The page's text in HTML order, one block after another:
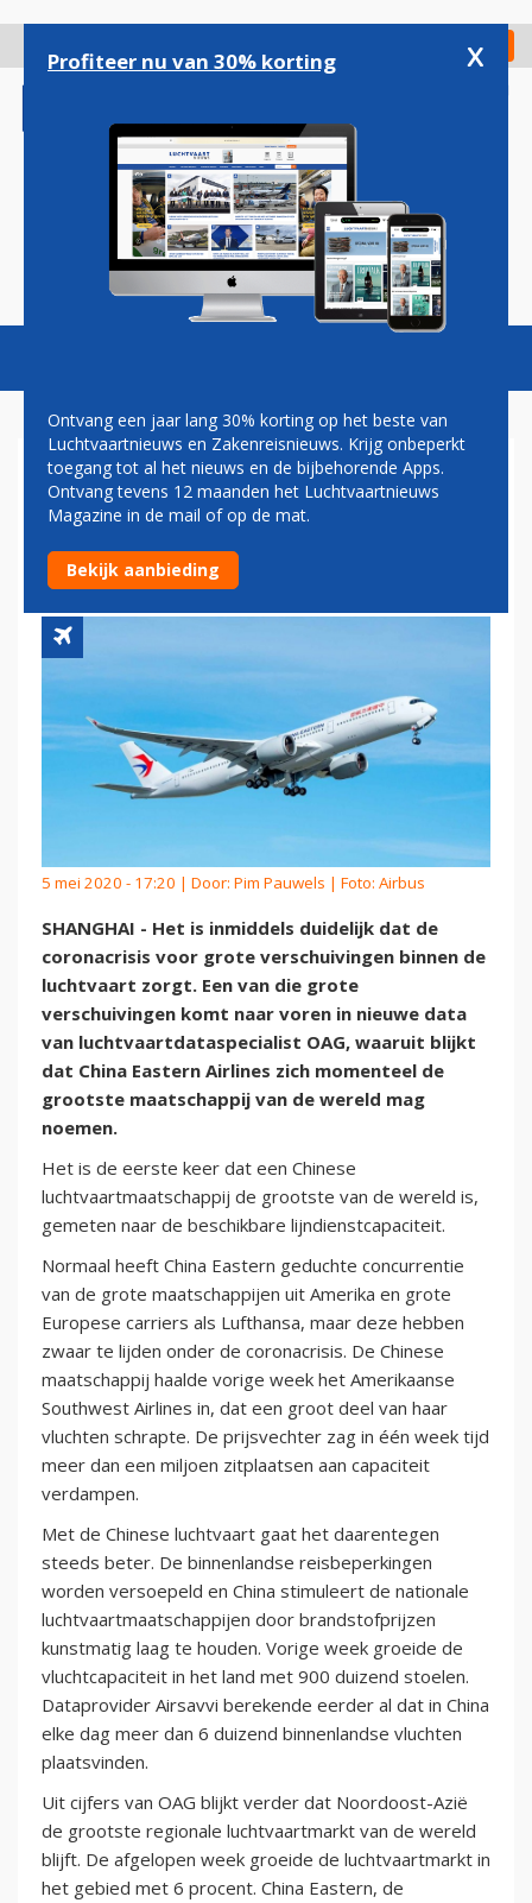
gaan
Check in
Magazine Podcasts Vacatures
CHINA EASTERN AIRLINES NU
'S WERELDS GROOTSTE
LUCHTVAARTMAATSCHAPPIJ
5 mei 2020 - 17:20 | Door: Pim Pauwels | Foto: Airbus
SHANGHAI - Het is inmiddels duidelijk dat de
coronacrisis voor grote verschuivingen binnen de
luchtvaart zorgt. Een van die grote
verschuivingen komt naar voren in nieuwe data
van luchtvaartdataspecialist OAG, waaruit blijkt
dat China Eastern Airlines zich momenteel de
grootste maatschappij van de wereld mag
noemen.
Het is de eerste keer dat een Chinese
luchtvaartmaatschappij de grootste van de wereld is,
gemeten naar de beschikbare lijndienstcapaciteit.
Normaal heeft China Eastern geduchte concurrentie
van de grote maatschappijen uit Amerika en grote
Europese carriers als Lufthansa, maar deze hebben
zwaar te lijden onder de coronacrisis. De Chinese
maatschappij haalde vorige week het Amerikaanse
Southwest Airlines in, dat een groot deel van haar
vluchten schrapte. De prijsvechter zag in één week tijd
meer dan een miljoen zitplaatsen aan capaciteit
verdampen.
Met de Chinese luchtvaart gaat het daarentegen
steeds beter. De binnenlandse reisbeperkingen
worden versoepeld en China stimuleert de nationale
luchtvaartmaatschappijen door brandstofprijzen
kunstmatig laag te houden. Vorige week groeide de
vluchtcapaciteit in het land met 900 duizend stoelen.
Dataprovider Airsavvi berekende eerder al dat in China
elke dag meer dan 6 duizend binnenlandse vluchten
plaatsvinden.
Uit cijfers van OAG blijkt verder dat Noordoost-Azië
de grootste regionale luchtvaartmarkt van de wereld
blijft. De afgelopen week groeide de luchtvaartmarkt in
het gebied met 6 procent. China Eastern, de
Profiteer nu van 30% korting x
Ontvang een jaar lang 30% korting op het beste van
Luchtvaartnieuws en Zakenreisnieuws. Krijg onbeperkt
toegang tot al het nieuws en de bijbehorende Apps.
Ontvang tevens 12 maanden het Luchtvaartnieuws
Magazine in de mail of op de mat.
Bekijk aanbieding